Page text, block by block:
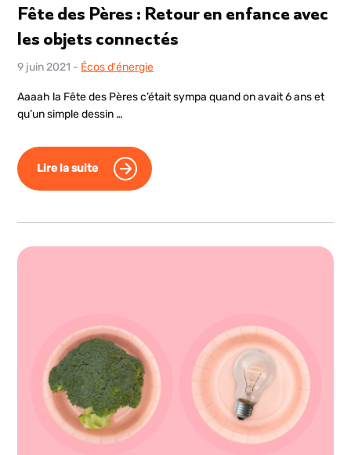
Fête des Pères : Retour en enfance avec
les objets connectés
9 juin 2021 - Écos d'énergie
Aaaah la Fête des Pères c’était sympa quand on avait 6 ans et
qu’un simple dessin …
Lire la suite